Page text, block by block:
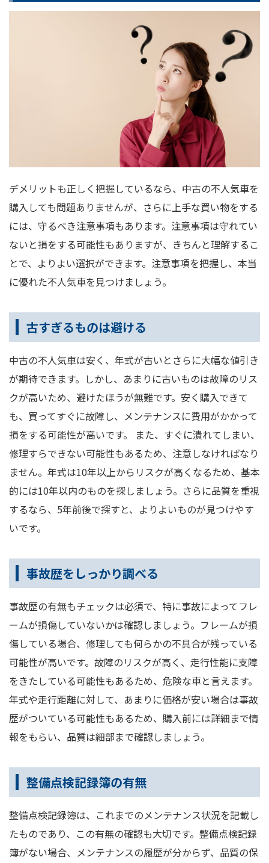
デメリットも正しく把握しているなら、中古の不人気車を
購入しても問題ありませんが、さらに上手な買い物をする
には、守るべき注意事項もあります。注意事項は守れてい
ないと損をする可能性もありますが、きちんと理解するこ
とで、よりよい選択ができます。注意事項を把握し、本当
に優れた不人気車を見つけましょう。
古すぎるものは避ける
中古の不人気車は安く、年式が古いとさらに大幅な値引き
が期待できます。しかし、あまりに古いものは故障のリス
クが高いため、避けたほうが無難です。安く購入できて
も、買ってすぐに故障し、メンテナンスに費用がかかって
損をする可能性が高いです。 また、すぐに潰れてしまい、
修理すらできない可能性もあるため、注意しなければなり
ません。年式は10年以上からリスクが高くなるため、基本
的には10年以内のものを探しましょう。さらに品質を重視
するなら、5年前後で探すと、よりよいものが見つけやす
いです。
事故歴をしっかり調べる
事故歴の有無もチェックは必須で、特に事故によってフレ
ームが損傷していないかは確認しましょう。フレームが損
傷している場合、修理しても何らかの不具合が残っている
可能性が高いです。故障のリスクが高く、走行性能に支障
をきたしている可能性もあるため、危険な車と言えます。
年式や走行距離に対して、あまりに価格が安い場合は事故
歴がついている可能性もあるため、購入前には詳細まで情
報をもらい、品質は細部まで確認しましょう。
整備点検記録簿の有無
整備点検記録簿は、これまでのメンテナンス状況を記載し
たものであり、この有無の確認も大切です。整備点検記録
簿がない場合、メンテナンスの履歴が分からず、品質の保